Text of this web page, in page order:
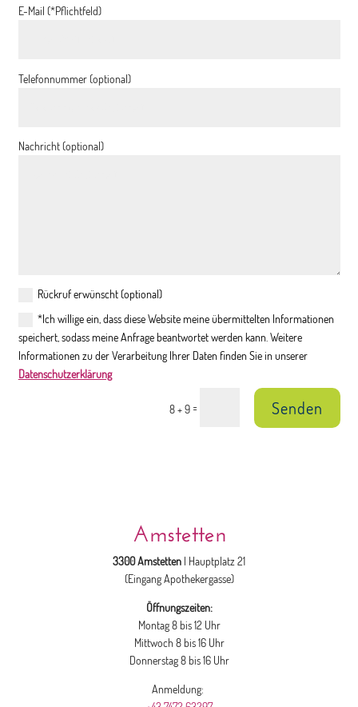
E-Mail (*Pflichtfeld)
Telefonnummer (optional)
Nachricht (optional)
Rückruf erwünscht (optional)
*Ich willige ein, dass diese Website meine übermittelten Informationen
speichert, sodass meine Anfrage beantwortet werden kann. Weitere
Informationen zu der Verarbeitung Ihrer Daten finden Sie in unserer
Datenschutzerklärung
8 + 9= Senden
Amstetten
3300 Amstetten | Hauptplatz 21
(Eingang Apothekergasse)
Öffnungszeiten:
Montag 8 bis 12 Uhr
Mittwoch 8 bis 16 Uhr
Donnerstag 8 bis 16 Uhr
Anmeldung: